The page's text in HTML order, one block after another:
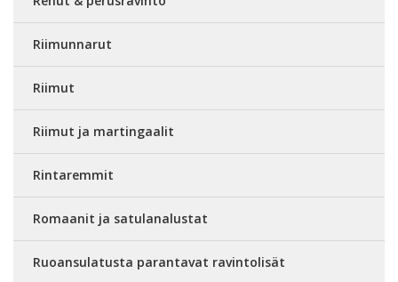
Riimunnarut
Riimut
Riimut ja martingaalit
Rintaremmit
Romaanit ja satulanalustat
Ruoansulatusta parantavat ravintolisät